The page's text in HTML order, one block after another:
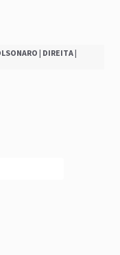
| DIREITA |